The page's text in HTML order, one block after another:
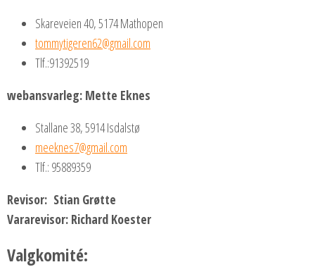
Skareveien 40, 5174 Mathopen
tommytigeren62@gmail.com
Tlf.:91392519
webansvarleg: Mette Eknes
Stallane 38, 5914 Isdalstø
meeknes7@gmail.com
Tlf.: 95889359
Revisor: Stian Grøtte
Vararevisor: Richard Koester
Valgkomité: